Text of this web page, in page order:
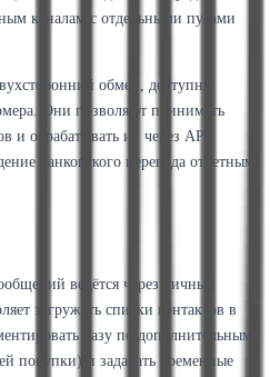
каналам с отдельными пулами
обмен, доступны
Они позволяют принимать
и обрабатывать их через API.
банковского перевода ответным
ведётся через личный
загружать списки контактов в
базу по дополнительным
покупки) и задавать временные